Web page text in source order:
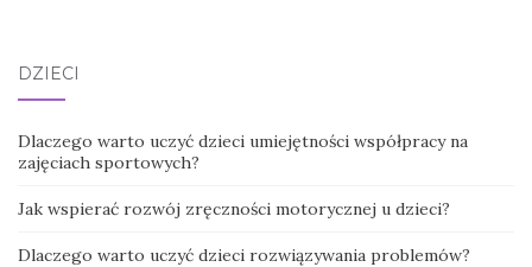
DZIECI
Dlaczego warto uczyć dzieci umiejętności współpracy na
zajęciach sportowych?
Jak wspierać rozwój zręczności motorycznej u dzieci?
Dlaczego warto uczyć dzieci rozwiązywania problemów?